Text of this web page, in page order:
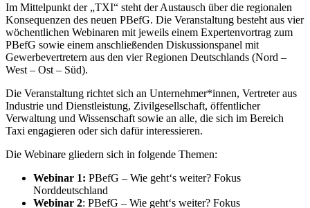
Im Mittelpunkt der „TXI“ steht der Austausch über die regionalen
Konsequenzen des neuen PBefG. Die Veranstaltung besteht aus vier
wöchentlichen Webinaren mit jeweils einem Expertenvortrag zum
PBefG sowie einem anschließenden Diskussionspanel mit
Gewerbevertretern aus den vier Regionen Deutschlands (Nord –
West – Ost – Süd).
Die Veranstaltung richtet sich an Unternehmer*innen, Vertreter aus
Industrie und Dienstleistung, Zivilgesellschaft, öffentlicher
Verwaltung und Wissenschaft sowie an alle, die sich im Bereich
Taxi engagieren oder sich dafür interessieren.
Die Webinare gliedern sich in folgende Themen:
Webinar 1: PBefG – Wie geht‘s weiter? Fokus
Norddeutschland
Webinar 2: PBefG – Wie geht‘s weiter? Fokus